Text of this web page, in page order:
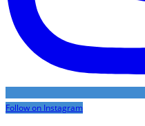
Follow on Instagram